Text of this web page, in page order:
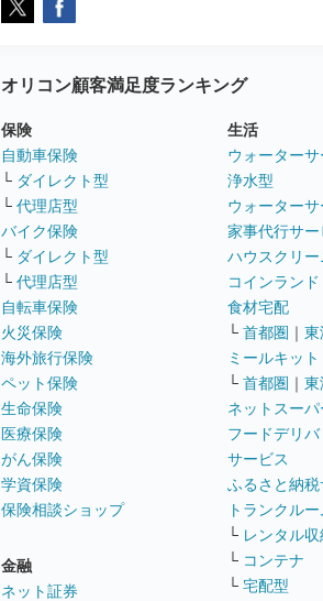
オリコン顧客満足度ランキング
保険
自動車保険
└ ダイレクト型
└ 代理店型
バイク保険
└ ダイレクト型
└ 代理店型
自転車保険
火災保険
海外旅行保険
ペット保険
生命保険
医療保険
がん保険
学資保険
保険相談ショップ
金融
ネット証券
生活
ウォーターサ
浄水型
ウォーターサ
家事代行サー
ハウスクリ
コインランド
食材宅配
└ 首都圏 ｜ 東
ミールキット
└ 首都圏 ｜ 東
ネットスーパ
フードデリバ
サービス
ふるさと納税
トランクルー
└ レンタル
└ コンテナ
└ 宅配型